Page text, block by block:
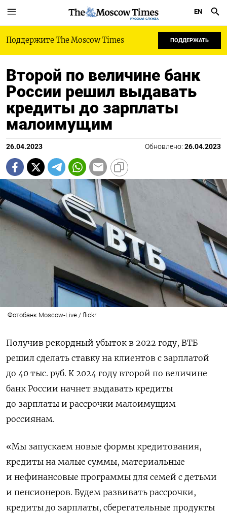
РУССКАЯ СЛУЖБА
EN
Поддержите The Moscow Times ПОДДЕРЖАТЬ
Второй по величине банк
России решил выдавать
кредиты до зарплаты
малоимущим
26.04.2023 Обновлено: 26.04.2023
Фотобанк Moscow-Live / flickr
Получив рекордный убыток в 2022 году, ВТБ
решил сделать ставку на клиентов с зарплатой
до 40 тыс. руб. К 2024 году второй по величине
банк России начнет выдавать кредиты
до зарплаты и рассрочки малоимущим
россиянам.
«Мы запускаем новые формы кредитования,
кредиты на малые суммы, материальные
и нефинансовые программы для семей с детьми
и пенсионеров. Будем развивать рассрочки,
кредиты до зарплаты, сберегательные продукты